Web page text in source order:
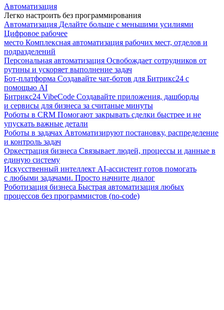
Автоматизация
Легко настроить без программирования
Автоматизация Делайте больше с меньшими усилиями
Цифровое рабочее
место Комплексная автоматизация рабочих мест, отделов и
подразделений
Персональная автоматизация Освобождает сотрудников от
рутины и ускоряет выполнение задач
Бот-платформа Создавайте чат-ботов для Битрикс24 с
помощью AI
Битрикс24 VibeCode Создавайте приложения, дашборды
и сервисы для бизнеса за считаные минуты
Роботы в CRM Помогают закрывать сделки быстрее и не
упускать важные детали
Роботы в задачах Автоматизируют постановку, распределение
и контроль задач
Оркестрация бизнеса Связывает людей, процессы и данные в
единую систему
Искусственный интеллект AI-ассистент готов помогать
с любыми задачами. Просто начните диалог
Роботизация бизнеса Быстрая автоматизация любых
процессов без программистов (no-code)